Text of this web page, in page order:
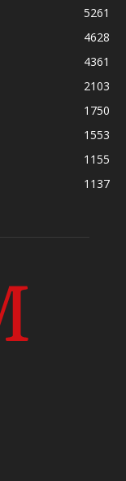
5261
4628
4361
2103
1750
1553
1155
1137